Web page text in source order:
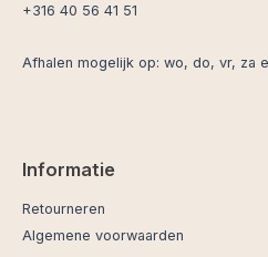
+316 40 56 41 51
Afhalen mogelijk op: wo, do, vr, za
Informatie
Retourneren
Algemene voorwaarden